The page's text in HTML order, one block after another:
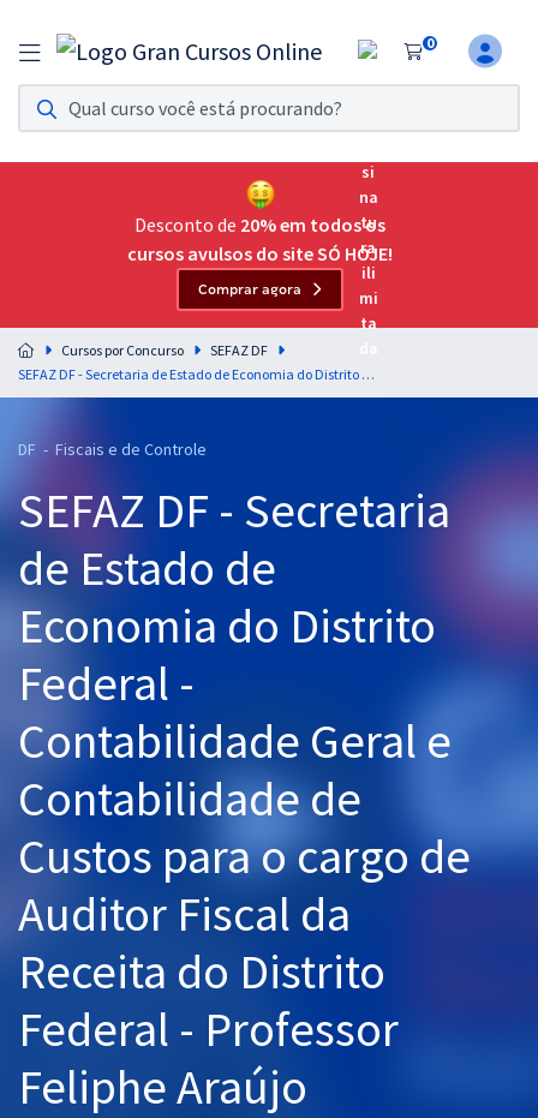
0
Assinatura Ilimitada 11
Acesso a todos os cursos. Teste grátis por 7 dias!
Assinatura OAB Até Passar
Acesso ilimitado a toda preparação para o Exame da
Residências Multiprofissionais
Preparação completa e intensiva para as principais
residências em saúde do Brasil
Cursos 20% OFF
Pós
Graduação
OAB
Questões grátis
Aprovados
Desconto de 20% em todos os
cursos avulsos do site SÓ HOJE!
Comprar agora
Cursos por Concurso
SEFAZ DF
SEFAZ DF - Secretaria de Estado de Economia do Distrito Federal - Contabilidade Geral e Contabilidade de Custos para o cargo de Auditor Fiscal da Receita do Distrito Federal - Professor Feliphe Araújo
DF - Fiscais e de Controle
SEFAZ DF - Secretaria
de Estado de
Economia do Distrito
Federal -
Contabilidade Geral e
Contabilidade de
Custos para o cargo de
Auditor Fiscal da
Receita do Distrito
Federal - Professor
Feliphe Araújo